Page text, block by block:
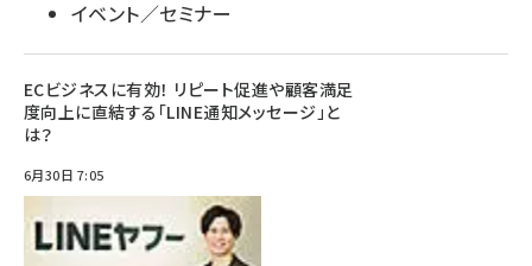
イベント／セミナー
ECビジネスに有効！ リピート促進や顧客満足
度向上に直結する「LINE通知メッセージ」と
は？
6月30日 7:05